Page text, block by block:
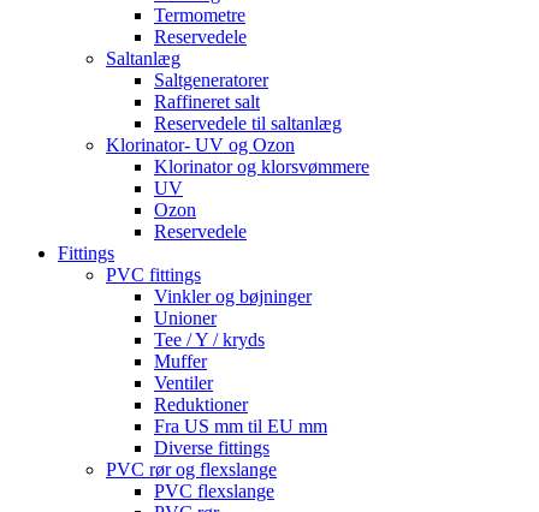
Termometre
Reservedele
Saltanlæg
Saltgeneratorer
Raffineret salt
Reservedele til saltanlæg
Klorinator- UV og Ozon
Klorinator og klorsvømmere
UV
Ozon
Reservedele
Fittings
PVC fittings
Vinkler og bøjninger
Unioner
Tee / Y / kryds
Muffer
Ventiler
Reduktioner
Fra US mm til EU mm
Diverse fittings
PVC rør og flexslange
PVC flexslange